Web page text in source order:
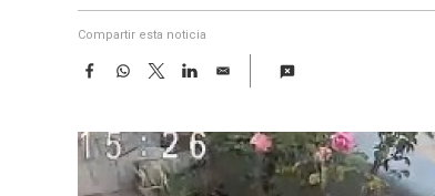
Compartir esta noticia
F
e
b
o
W
t
s
A
T
w
t
t
e
L
k
e
d
E
i
l